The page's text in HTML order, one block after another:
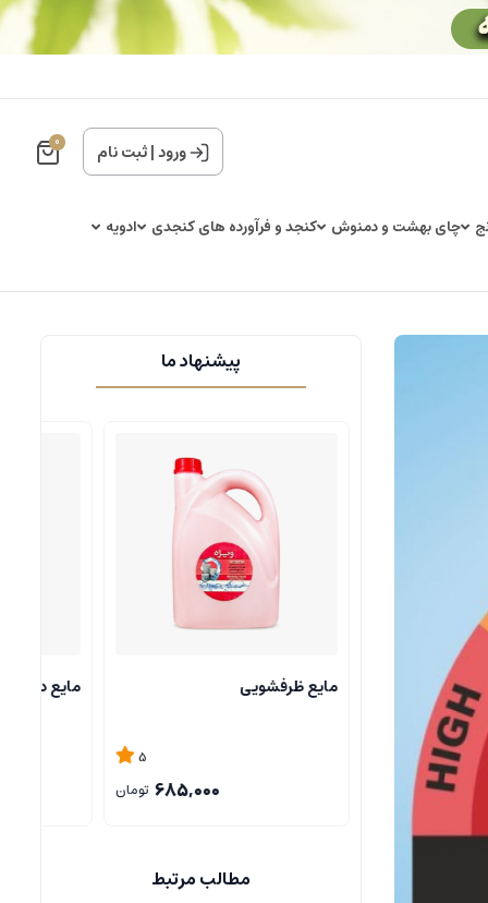
ورود|ثبت نام 0
چای بهشت و دمنوش کنجد و فرآورده های کنجدی ادویه
پیشنهاد ما
685,000
مایع دستشویی
4
685,000 تومان
مطالب مرتبط